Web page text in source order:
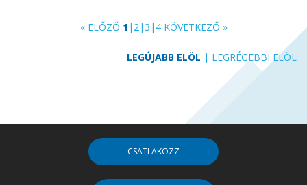
« ELŐZŐ 1 | 2 |3 | 4 KÖVETKEZŐ »
LEGÚJABB ELÖL | LEGRÉGEBBI ELÖL
CSATLAKOZZ